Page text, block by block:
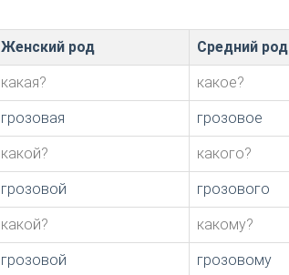
Женский род Средний род
какая? какое?
грозовая грозовое
какой? какого?
грозовой грозового
какой? какому?
грозовой грозовому